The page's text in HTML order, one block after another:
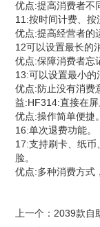
优点:提高消费者不
11:按时间计费、按
优点:提高经营者的
12可以设置最长的
优点:保障消费者忘
13:可以设置最小的
优点:防止没有消费
益:HF314:直接在屏
优点:操作简单便捷。
16:单次退费功能。
17:支持刷卡、纸币
脸。
优点:多种消费方式
上一个： 2039款自